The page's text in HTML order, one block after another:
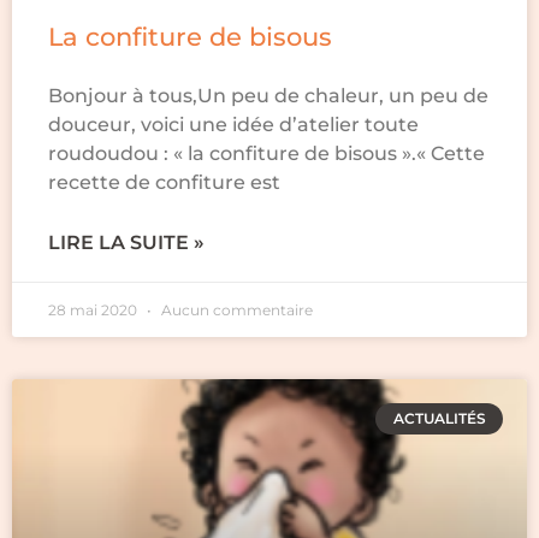
La confiture de bisous
Bonjour à tous,Un peu de chaleur, un peu de
douceur, voici une idée d’atelier toute
roudoudou : « la confiture de bisous ».« Cette
recette de confiture est
LIRE LA SUITE »
28 mai 2020 Aucun commentaire
ACTUALITÉS